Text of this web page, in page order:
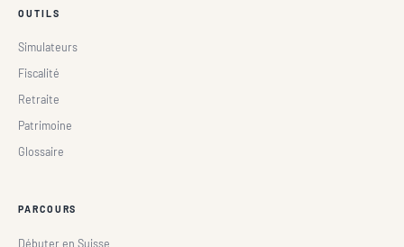
OUTILS
Simulateurs
Fiscalité
Retraite
Patrimoine
Glossaire
PARCOURS
Débuter en Suisse